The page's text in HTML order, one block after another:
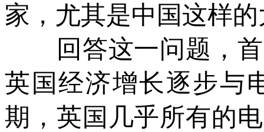
家，尤其是中国这样
回答这一问题，首
英国经济增长逐步与
期，英国几乎所有的